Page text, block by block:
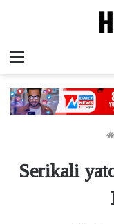
Serikali